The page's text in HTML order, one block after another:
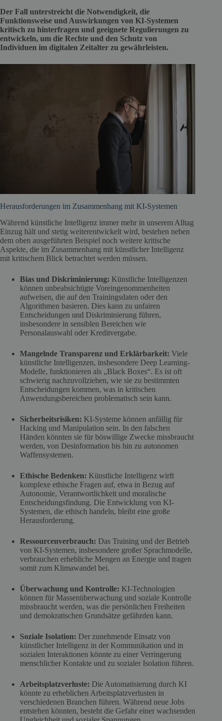
Der Fall unterstreicht die Notwendigkeit, die
Funktionsweise und Auswirkungen von KI-Systemen
kritisch zu hinterfragen und geeignete Regulierungen zu
entwickeln, um die Rechte und den Schutz von
Individuen im digitalen Zeitalter zu gewährleisten.
Herausforderungen im Zusammenhang mit KI-Systemen
Während künstliche Intelligenz immer mehr in unserem Alltag
Einzug hält und stetig weiterentwickelt wird, bestehen neben
dem oben ausgeführten Beispiel noch weitere kritische
Aspekte, die im Zusammenhang mit künstlicher Intelligenz
mit kritischem Blick betrachtet werden müssen.
Bias und Diskriminierung: Künstliche Intelligenzen
können unbeabsichtigte Voreingenommenheiten
aufweisen, die auf den Trainingsdaten oder den
Algorithmen basieren. Dies kann zu unfairen
Entscheidungen und Diskriminierung führen,
insbesondere in sensiblen Bereichen wie
Personalauswahl oder Kreditvergabe.
Mangelnde Transparenz und Erklärbarkeit: Viele
künstliche Intelligenzen, insbesondere Deep Learning-
Modelle, funktionieren als „Black Boxes“. Es ist oft
schwierig nachzuvollziehen, wie sie zu bestimmten
Entscheidungen kommen, was in kritischen
Anwendungsbereichen problematisch sein kann.
Sicherheitsrisiken: KI-Systeme können anfällig für
Hacking und Manipulation sein. In den falschen
Händen könnten sie für böswillige Zwecke missbraucht
werden, von Desinformation bis hin zu autonomen
Waffensystemen.
Ethische Bedenken: Künstliche Intelligenz wirft
komplexe ethische Fragen auf, etwa in Bezug auf
Autonomie, Verantwortlichkeit und moralische
Entscheidungsfindung. Die Entwicklung von KI-
Systemen, die ethisch handeln, bleibt eine große
Herausforderung.
Ressourcenverbrauch: Das Training und der Betrieb
von KI-Systemen, insbesondere großer Sprachmodelle,
verbrauchen erhebliche Mengen an Energie und tragen
somit zum Klimawandel bei.
Überwachung und Kontrolle: KI-Technologien
können für Massenüberwachung und soziale Kontrolle
missbraucht werden, was die persönlichen Freiheiten
und demokratischen Grundsätze gefährden kann.
Soziale Isolation: Der zunehmende Einsatz von
künstlicher Intelligenz in der Kommunikation und in
sozialen Interaktionen könnte zu einer Verringerung
menschlicher Kontakte und zu sozialer Isolation führen.
Arbeitsplatzverluste: Die Automatisierung durch KI
könnte zu erheblichen Arbeitsplatzverlusten in
verschiedenen Branchen führen. Während neue Jobs
entstehen könnten, besteht die Gefahr einer wachsenden